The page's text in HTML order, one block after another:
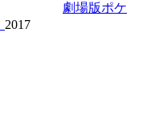
劇場版ポケ
2017